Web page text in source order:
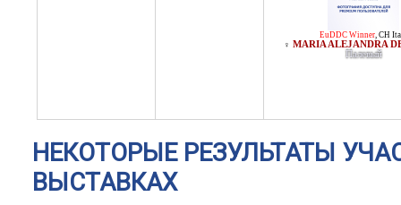
EuDDC Winner, CH
♀ MARIA ALEJANDRA
Палевый
НЕКОТОРЫЕ РЕЗУЛЬТАТЫ
ВЫСТАВКАХ